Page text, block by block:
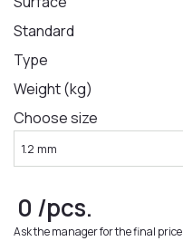
LA COMANDA
Standard
Type
Weight (kg)
Choose size
1.2 mm
0 /pcs.
Ask the manager for the final price